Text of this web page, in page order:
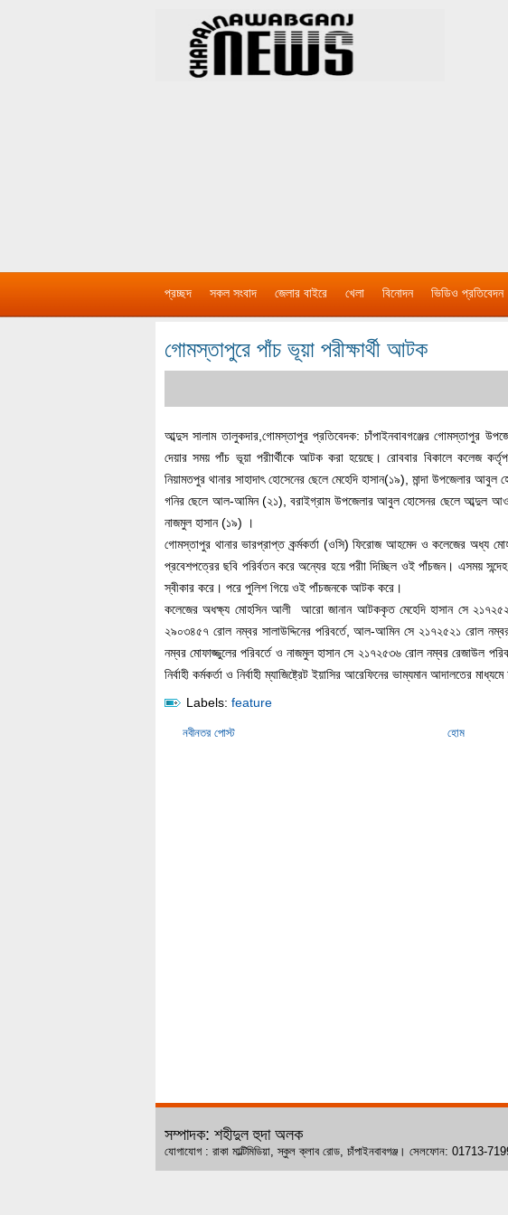
প্রচ্ছদ সকল সংবাদ জেলার বাইরে খেলা বিনোদন ভিডিও প্রতিবেদন
গোমস্তাপুরে পাঁচ ভূয়া পরীক্ষার্থী আটক
আব্দুস সালাম তালুকদার,গোমস্তাপুর প্রতিবেদক: চাঁপাইনবাবগঞ্জের গোমস্তাপুর
দেয়ার সময় পাঁচ ভূয়া পরীার্থীকে আটক করা হয়েছে। রোববার বিকালে কলেজ
নিয়ামতপুর থানার সাহাদাৎ হোসেনের ছেলে মেহেদি হাসান(১৯), মান্দা উপজেলার
গনির ছেলে আল-আমিন (২১), বরাইগ্রাম উপজেলার আবুল হোসেনর ছেলে আব্দুল
নাজমুল হাসান (১৯) ।
গোমস্তাপুর থানার ভারপ্রাপ্ত কর্র্মকর্তা (ওসি) ফিরোজ আহমেদ ও কলেজের অধ্য
প্রবেশপত্রের ছবি পরির্বতন করে অন্যের হয়ে পরীা দিচ্ছিল ওই পাঁচজন। এসময় সন্দেহ
স্বীকার করে। পরে পুলিশ গিয়ে ওই পাঁচজনকে আটক করে।
কলেজের অধক্ষ্য মোহসিন আলী আরো জানান আটককৃত মেহেদি হাসান সে
২৯০৩৪৫৭ রোল নম্বর সালাউদ্দিনের পরিবর্তে, আল-আমিন সে ২১৭২৫২১ রোল
নম্বর মোফাজ্জুলের পরিবর্তে ও নাজমুল হাসান সে ২১৭২৫৩৬ রোল নম্বর রেজাউল
নির্বাহী কর্মকর্তা ও নির্বাহী ম্যাজিষ্ট্রেট ইয়াসির আরেফিনের ভাম্যমান আদালতের
Labels: feature
নবীনতর পোস্ট হোম
সম্পাদক: শহীদুল হুদা অলক
যোগাযোগ : রাকা মাল্টিমিডিয়া, স্কুল ক্লাব রোড, চাঁপাইনবাবগঞ্জ। সেলফোন: